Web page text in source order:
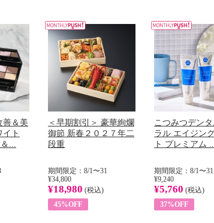
善＆美
イト
...
＜早期割引＞ 豪華絢爛
御節 新春２０２７年二
段重
期間限定：8/1〜31
¥34,800
¥18,980 (税込)
45%OFF
こつみつデン
ラル エイジン
ト プレミアム
期間限定：8/1〜31
¥9,240
¥5,760 (税込)
37%OFF